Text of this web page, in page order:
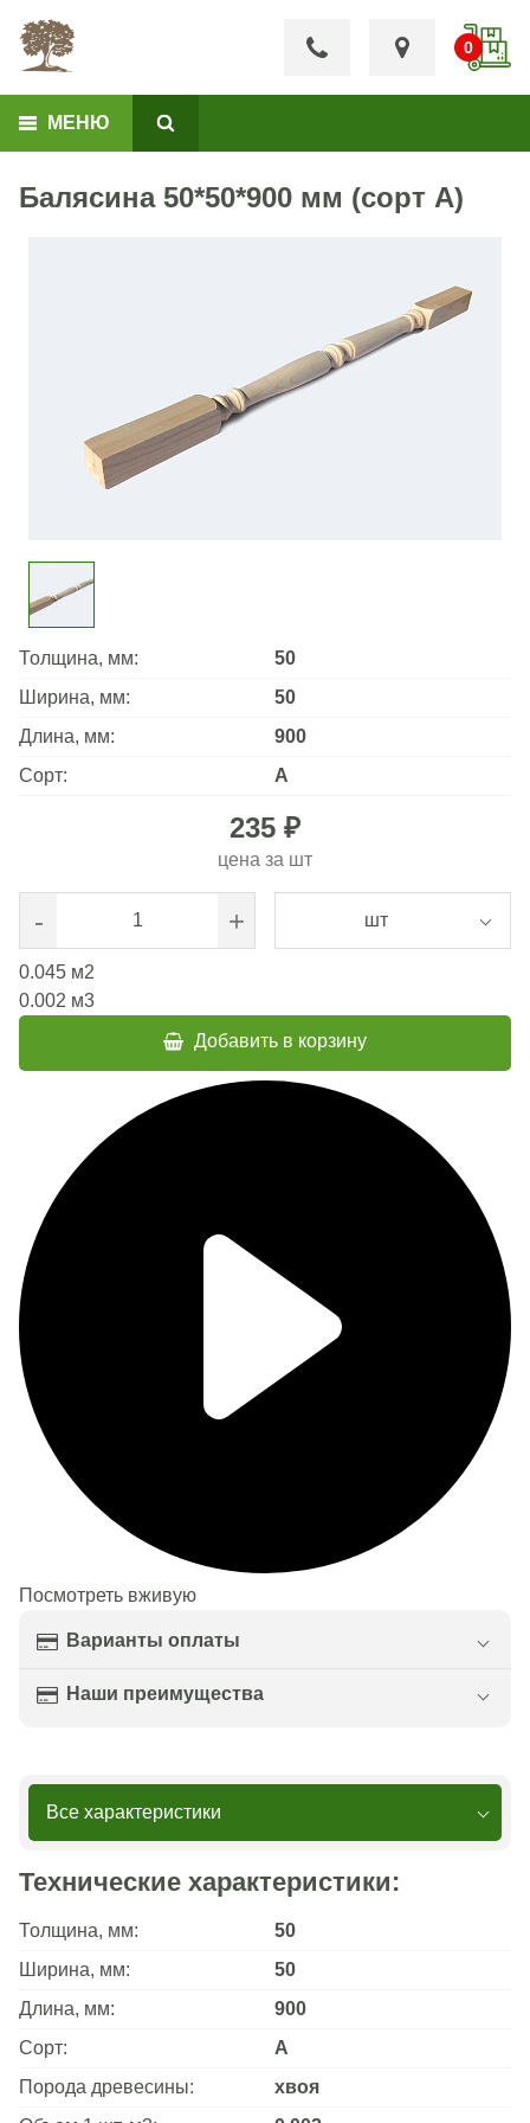
МЕНЮ
Балясина 50*50*900 мм (сорт А)
Толщина, мм:
50
Ширина, мм:
50
Длина, мм:
900
Сорт:
А
235 ₽
цена за шт
- + шт
0.045 м2
0.002 м3
Добавить в корзину
Посмотреть вживую
Варианты оплаты
Наши преимущества
Все характеристики
Технические характеристики:
Толщина, мм:
50
Ширина, мм:
50
Длина, мм:
900
Сорт:
А
Порода древесины:
хвоя